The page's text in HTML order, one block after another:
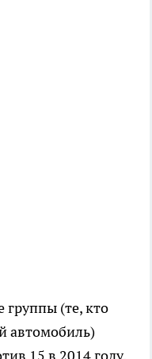
группы (те, кто
автомобиль)
15 в 2014 году.